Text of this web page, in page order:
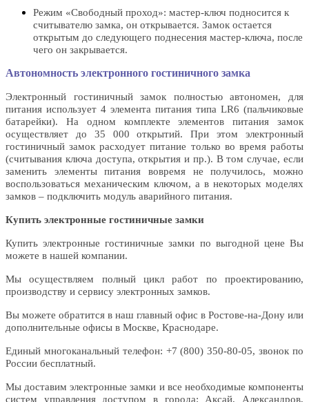
Режим «Свободный проход»: мастер-ключ подносится к
считывателю замка, он открывается. Замок остается
открытым до следующего поднесения мастер-ключа, после
чего он закрывается.
Автономность электронного гостиничного замка
Электронный гостиничный замок полностью автономен, для
питания использует 4 элемента питания типа LR6 (пальчиковые
батарейки). На одном комплекте элементов питания замок
осуществляет до 35 000 открытий. При этом электронный
гостиничный замок расходует питание только во время работы
(считывания ключа доступа, открытия и пр.). В том случае, если
заменить элементы питания вовремя не получилось, можно
воспользоваться механическим ключом, а в некоторых моделях
замков – подключить модуль аварийного питания.
Купить электронные гостиничные замки
Купить электронные гостиничные замки по выгодной цене Вы
можете в нашей компании.
Мы осуществляем полный цикл работ по проектированию,
производству и сервису электронных замков.
Вы можете обратится в наш главный офис в Ростове-на-Дону или
дополнительные офисы в Москве, Краснодаре.
Единый многоканальный телефон: +7 (800) 350-80-05, звонок по
России бесплатный.
Мы доставим электронные замки и все необходимые компоненты
систем управления доступом в города: Аксай, Александров,